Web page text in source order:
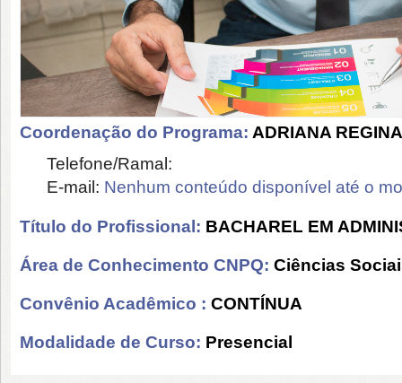
Coordenação do Programa: ADRIANA
Telefone/Ramal:
E-mail: Nenhum conteúdo disponível até o
Título do Profissional: BACHAREL EM
Área de Conhecimento CNPQ: Ciências
Convênio Acadêmico : CONTÍNUA
Modalidade de Curso: Presencial